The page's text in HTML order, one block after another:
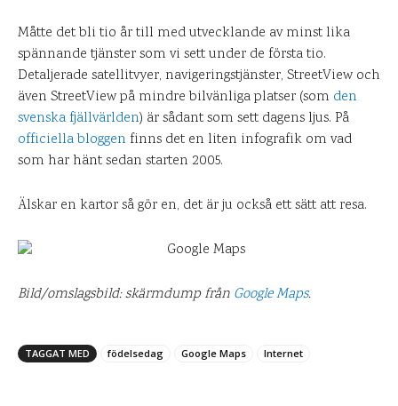
Måtte det bli tio år till med utvecklande av minst lika
spännande tjänster som vi sett under de första tio.
Detaljerade satellitvyer, navigeringstjänster, StreetView och
även StreetView på mindre bilvänliga platser (som den
svenska fjällvärlden) är sådant som sett dagens ljus. På
officiella bloggen finns det en liten infografik om vad
som har hänt sedan starten 2005.
Älskar en kartor så gör en, det är ju också ett sätt att resa.
Bild/omslagsbild: skärmdump från Google Maps.
TAGGAT MED födelsedag Google Maps Internet